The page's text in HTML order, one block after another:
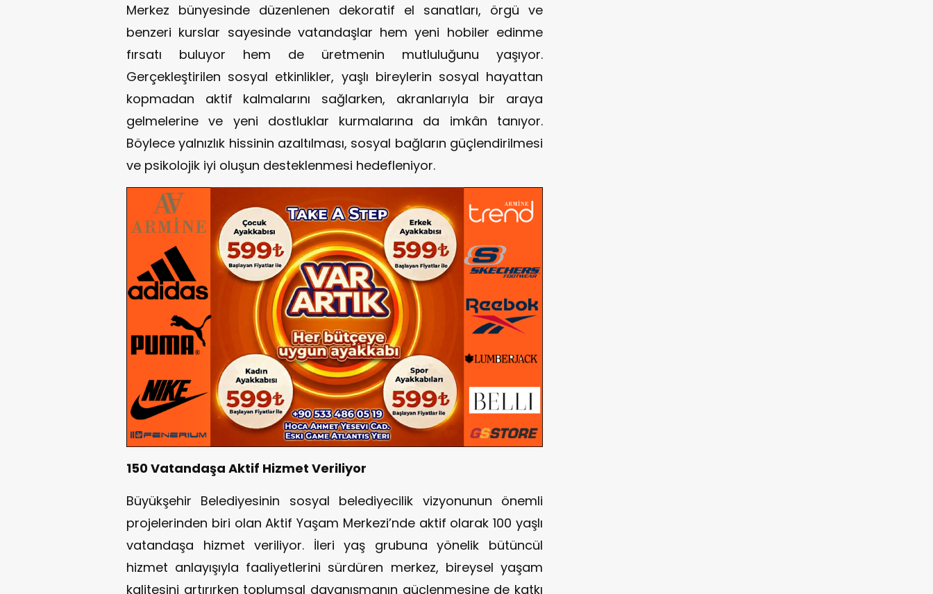
Merkez bünyesinde düzenlenen dekoratif el sanatları, örgü ve
benzeri kurslar sayesinde vatandaşlar hem yeni hobiler edinme
fırsatı buluyor hem de üretmenin mutluluğunu yaşıyor.
Gerçekleştirilen sosyal etkinlikler, yaşlı bireylerin sosyal hayattan
kopmadan aktif kalmalarını sağlarken, akranlarıyla bir araya
gelmelerine ve yeni dostluklar kurmalarına da imkân tanıyor.
Böylece yalnızlık hissinin azaltılması, sosyal bağların güçlendirilmesi
ve psikolojik iyi oluşun desteklenmesi hedefleniyor.
150 Vatandaşa Aktif Hizmet Veriliyor
Büyükşehir Belediyesinin sosyal belediyecilik vizyonunun önemli
projelerinden biri olan Aktif Yaşam Merkezi’nde aktif olarak 100 yaşlı
vatandaşa hizmet veriliyor. İleri yaş grubuna yönelik bütüncül
hizmet anlayışıyla faaliyetlerini sürdüren merkez, bireysel yaşam
kalitesini artırırken toplumsal dayanışmanın güçlenmesine de katkı